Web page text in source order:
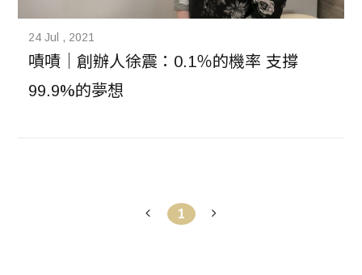
24 Jul , 2021
嘖嘖｜創辦人徐震：0.1％的機率 支撐
99.9%的夢想
1